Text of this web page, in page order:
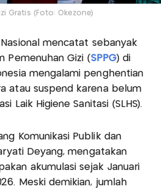
Gratis (Foto: Okezone)
mencatat sebanyak
Pemenuhan Gizi (SPPG) di
mengalami penghentian
atau suspend karena belum
Laik Higiene Sanitasi (SLHS).
Komunikasi Publik dan
Deyang, mengatakan
akumulasi sejak Januari
Meski demikian, jumlah